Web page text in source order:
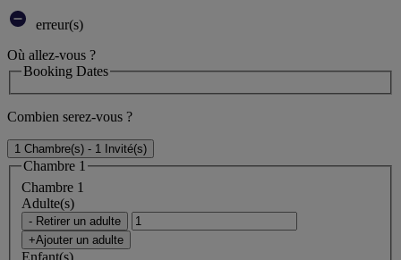
erreur(s)
Où allez-vous ?
Booking Dates
Combien serez-vous ?
1 Chambre(s) - 1 Invité(s)
Chambre 1
Chambre 1
Adulte(s)
- Retirer un adulte
+Ajouter un adulte
Enfant(s)